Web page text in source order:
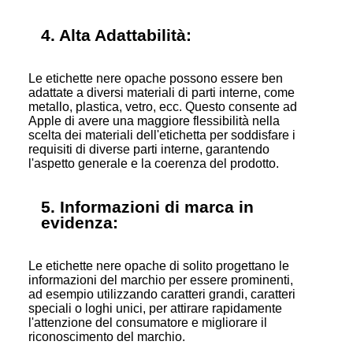
4. Alta Adattabilità:
Le etichette nere opache possono essere ben
adattate a diversi materiali di parti interne, come
metallo, plastica, vetro, ecc. Questo consente ad
Apple di avere una maggiore flessibilità nella
scelta dei materiali dell'etichetta per soddisfare i
requisiti di diverse parti interne, garantendo
l'aspetto generale e la coerenza del prodotto.
5. Informazioni di marca in
evidenza:
Le etichette nere opache di solito progettano le
informazioni del marchio per essere prominenti,
ad esempio utilizzando caratteri grandi, caratteri
speciali o loghi unici, per attirare rapidamente
l'attenzione del consumatore e migliorare il
riconoscimento del marchio.